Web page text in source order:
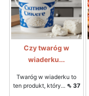
Czy twaróg w
wiaderku...
Twaróg w wiaderku to
ten produkt, który... ⇖ 37